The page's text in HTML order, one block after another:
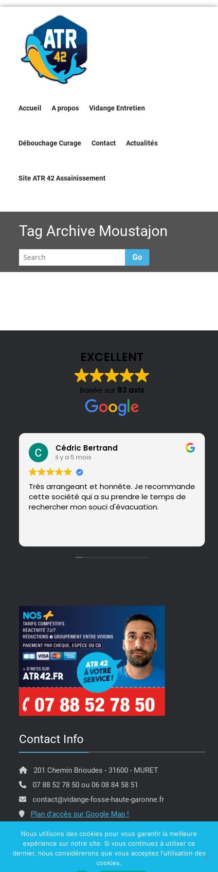
Accueil A propos Vidange Entretien
Débouchage Curage Contact Actualités
Site ATR 42 Assainissement
Tag Archive Moustajon
Go
EXCELLENT
Basée sur 83 avis
Cédric Bertrand
il y a 5 mois
Très arrangeant et honnête. Je recommande
cette société qui a su prendre le temps de
rechercher mon souci d'évacuation.
Contact Info
201 Chemin Brioudes - 31600 - MURET
07 88 52 78 50 ou 06 08 84 58 51
contact@vidange-fosse-haute-garonne.fr
Plan d'accès sur Google Map !
Copyright @ ATR 42 Vidange Fosse Haute Garonne -
Nous utilisons des cookies pour vous garantir la meilleure
expérience sur notre site. Si vous continuez à utiliser ce
dernier, nous considérerons que vous acceptez l'utilisation des
cookies.